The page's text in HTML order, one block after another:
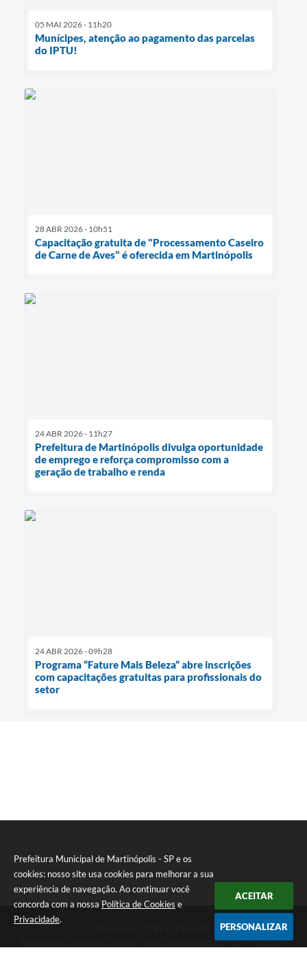
Prefeitura Municipal de Martinópolis - SP e os
cookies: nosso site usa cookies para melhorar a sua
experiência de navegação. Ao continuar você
concorda com a nossa Política de Cookies e
Privacidade.
ACEITAR
PERSONALIZAR
05 MAI 2026 - 11h20
Munícipes, atenção ao pagamento das parcelas
do IPTU!
28 ABR 2026 - 10h51
Capacitação gratuita de "Processamento Caseiro
de Carne de Aves" é oferecida em Martinópolis
24 ABR 2026 - 11h27
Prefeitura de Martinópolis divulga oportunidade
de emprego e reforça compromisso com a
geração de trabalho e renda
24 ABR 2026 - 09h28
Programa “Fature Mais Beleza” abre inscrições
com capacitações gratuitas para profissionais do
setor
Endereço: Avenida Coronel João Gomes Martins, 525 - Centro |